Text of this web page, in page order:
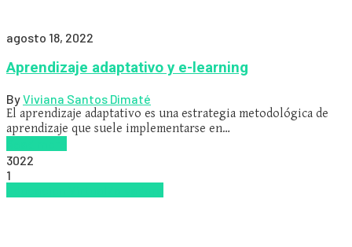
agosto 18, 2022
Aprendizaje adaptativo y e-learning
ByViviana Santos Dimaté
El aprendizaje adaptativo es una estrategia metodológica de
aprendizaje que suele implementarse en…
3022
1